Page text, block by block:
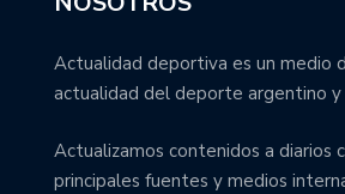
Actualidad deportiva es un medio
actualidad del deporte argentino y
Actualizamos contenidos a diarios
principales fuentes y medios